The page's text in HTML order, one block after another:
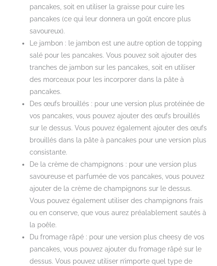
pancakes, soit en utiliser la graisse pour cuire les
pancakes (ce qui leur donnera un goût encore plus
savoureux).
Le jambon : le jambon est une autre option de topping
salé pour les pancakes. Vous pouvez soit ajouter des
tranches de jambon sur les pancakes, soit en utiliser
des morceaux pour les incorporer dans la pâte à
pancakes.
Des œufs brouillés : pour une version plus protéinée de
vos pancakes, vous pouvez ajouter des œufs brouillés
sur le dessus. Vous pouvez également ajouter des œufs
brouillés dans la pâte à pancakes pour une version plus
consistante.
De la crème de champignons : pour une version plus
savoureuse et parfumée de vos pancakes, vous pouvez
ajouter de la crème de champignons sur le dessus.
Vous pouvez également utiliser des champignons frais
ou en conserve, que vous aurez préalablement sautés à
la poêle.
Du fromage râpé : pour une version plus cheesy de vos
pancakes, vous pouvez ajouter du fromage râpé sur le
dessus. Vous pouvez utiliser n’importe quel type de